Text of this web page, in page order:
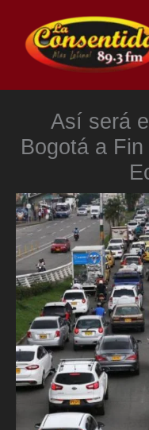
contenido
Así será
Bogotá a Fin